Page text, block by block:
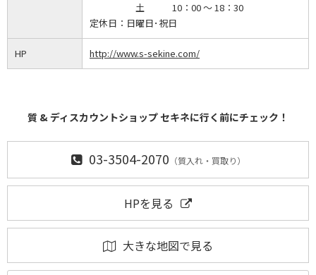
土 10：00 ～ 18：30
定休日： 日曜日･祝日
HP http://www.s-sekine.com/
質 & ディスカウントショップ セキネに行く前にチェック！
03-3504-2070 （質入れ・買取り）
HPを見る
大きな地図で見る